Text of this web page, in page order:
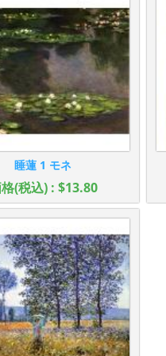
睡蓮 1 モネ
(税込) : $13.80